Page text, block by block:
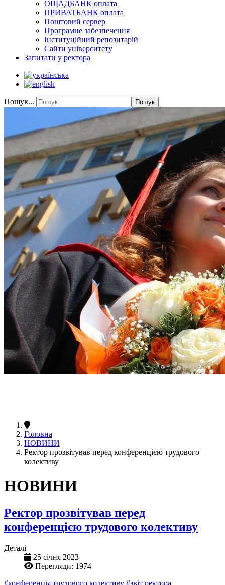
ОЩАДБАНК оплата
ПРИВАТБАНК оплата
Поштовий сервер
Програмне забезпечення
Інституційний репозитарій
Сайти університету
Запитати у ректора
Пошук... Пошук
Головна
НОВИНИ
Ректор прозвітував перед конференцією трудового
колективу
НОВИНИ
Ректор прозвітував перед
конференцією трудового колективу
Деталі
25 січня 2023
Перегляди: 1974
#конференція трудового колективу #звіт ректора